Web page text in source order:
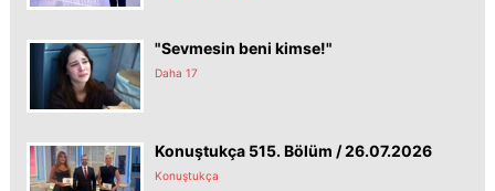
"Sevmesin beni kimse!"
Daha 17
Konuştukça 515. Bölüm / 26.07.2026
Konuştukça